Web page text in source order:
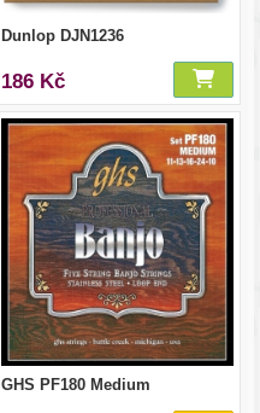
Dunlop DJN1236
186 Kč
GHS PF180 Medium